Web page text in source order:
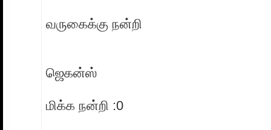
வருகைக்கு நன்றி
ஜெகன்ஸ்
மிக்க நன்றி :0